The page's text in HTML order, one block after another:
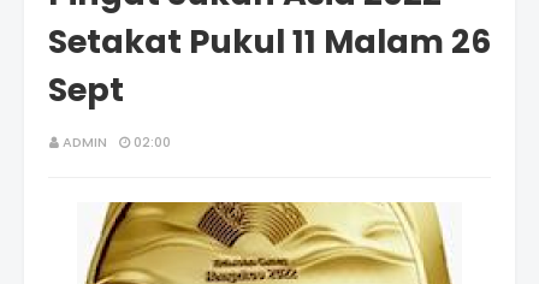
Setakat Pukul 11 Malam 26
Sept
ADMIN 02:00